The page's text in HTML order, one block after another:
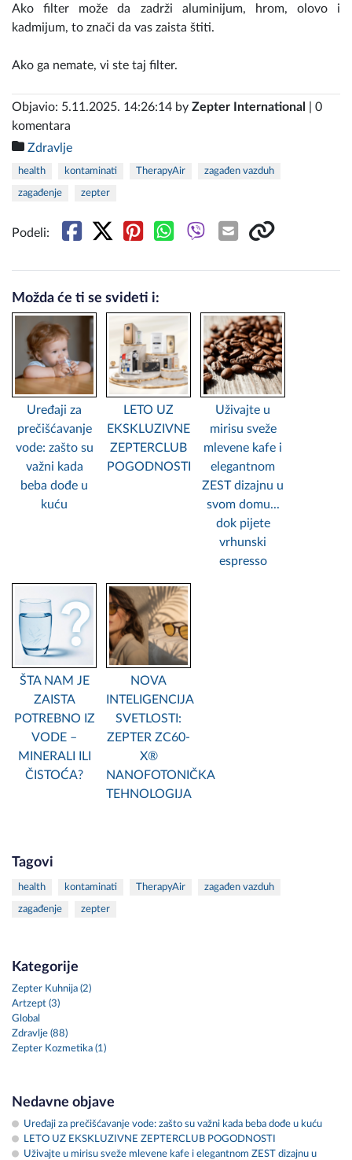
Ako filter može da zadrži aluminijum, hrom, olovo i
kadmijum, to znači da vas zaista štiti.
Ako ga nemate, vi ste taj filter.
Objavio: 5.11.2025. 14:26:14 by Zepter International
| 0
komentara
Zdravlje
health kontaminati TherapyAir zagađen vazduh
zagađenje zepter
Podeli:
Možda će ti se svideti i:
Uređaji za
prečišćavanje
vode: zašto su
važni kada
beba dođe u
kuću
LETO UZ
EKSKLUZIVNE
ZEPTERCLUB
POGODNOSTI
Uživajte u
mirisu sveže
mlevene kafe i
elegantnom
ZEST dizajnu u
svom domu...
dok pijete
vrhunski
espresso
ŠTA NAM JE
ZAISTA
POTREBNO IZ
VODE –
MINERALI ILI
ČISTOĆA?
NOVA
INTELIGENCIJA
SVETLOSTI:
ZEPTER ZC60-
X®
NANOFOTONIČKA
TEHNOLOGIJA
Tagovi
health kontaminati TherapyAir zagađen vazduh
zagađenje zepter
Kategorije
Zepter Kuhnija (2)
Artzept (3)
Global
Zdravlje (88)
Zepter Kozmetika (1)
Nedavne objave
Uređaji za prečišćavanje vode: zašto su važni kada beba dođe u kuću
LETO UZ EKSKLUZIVNE ZEPTERCLUB POGODNOSTI
Uživajte u mirisu sveže mlevene kafe i elegantnom ZEST dizajnu u